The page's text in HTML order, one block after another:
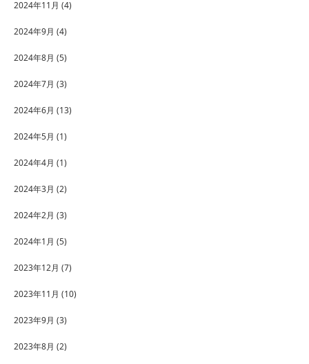
2024年11月 (4)
2024年9月 (4)
2024年8月 (5)
2024年7月 (3)
2024年6月 (13)
2024年5月 (1)
2024年4月 (1)
2024年3月 (2)
2024年2月 (3)
2024年1月 (5)
2023年12月 (7)
2023年11月 (10)
2023年9月 (3)
2023年8月 (2)